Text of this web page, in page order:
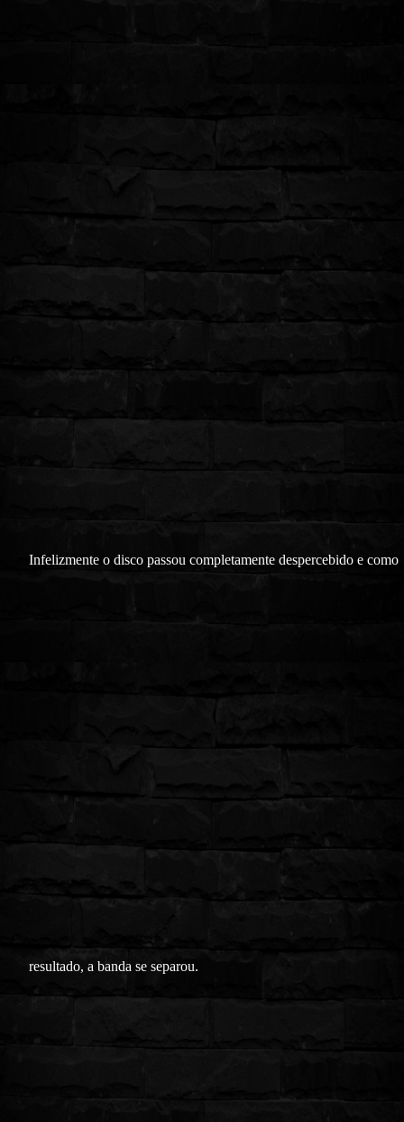
Infelizmente o disco passou completamente despercebido e como
resultado, a banda se separou.